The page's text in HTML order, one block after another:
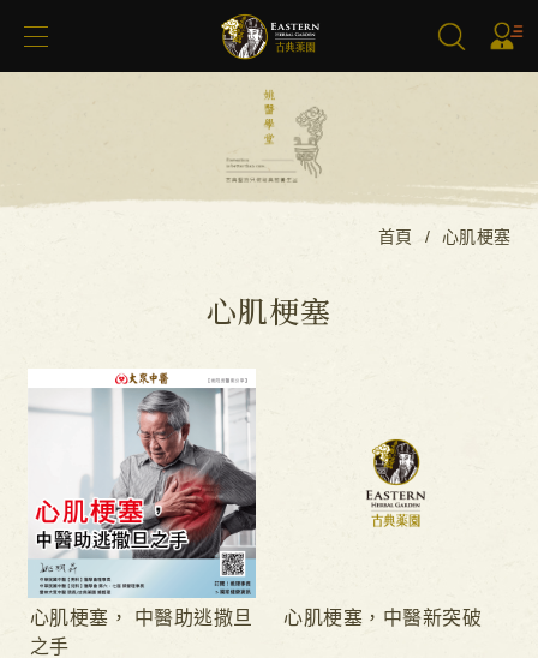
首頁 心肌梗塞
心肌梗塞
心肌梗塞， 中醫助逃撒旦
之手
心肌梗塞，中醫新突破